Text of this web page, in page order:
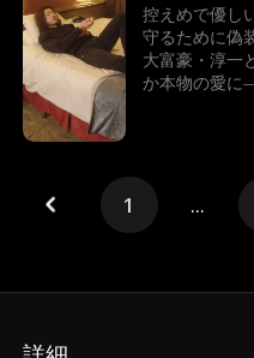
控えめで優し
守るために偽
大富豪・淳一
か本物の愛に
1 ...